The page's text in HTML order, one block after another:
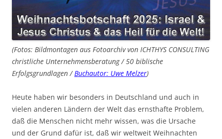
(Fotos: Bildmontagen aus Fotoarchiv von ICHTHYS CONSULTING
christliche Unternehmensberatung / 50 biblische
Erfolgsgrundlagen / Buchautor: Uwe Melzer)
Heute haben wir besonders in Deutschland und auch in
vielen anderen Ländern der Welt das ernsthafte Problem,
daß die Menschen nicht mehr wissen, was die Ursache
und der Grund dafür ist, daß wir weltweit Weihnachten